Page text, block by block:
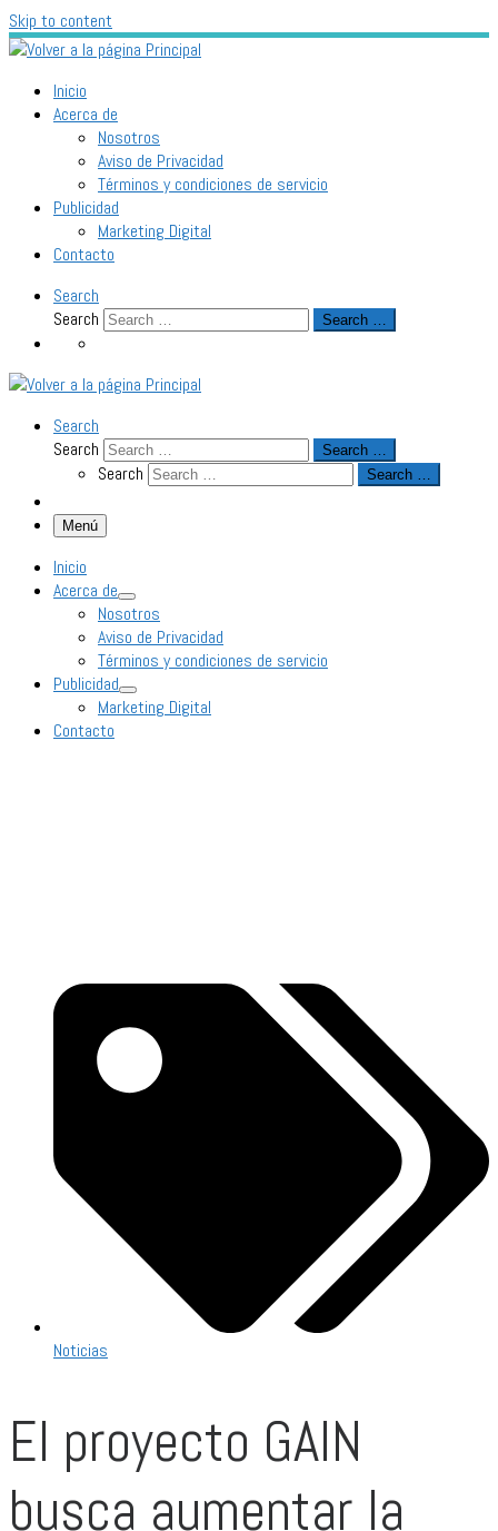
Skip to content
Inicio
Acerca de
Nosotros
Aviso de Privacidad
Términos y condiciones de servicio
Publicidad
Marketing Digital
Contacto
Search
Search
Search …
Search
Search
Search …
Search Search …
Menú
Inicio
Acerca de
Nosotros
Aviso de Privacidad
Términos y condiciones de servicio
Publicidad
Marketing Digital
Contacto
Noticias
El proyecto GAIN
busca aumentar la